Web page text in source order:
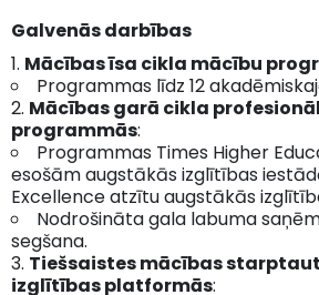
Galvenās darbības
Mācības īsa cikla mācību
Programmas līdz 12
Mācības garā cikla
programmās:
Programmas Times Higher
esošām augstākās izglītības
Excellence atzītu augstākās
Nodrošināta gala labuma
segšana.
Tiešsaistes mācības
izglītības platformās: